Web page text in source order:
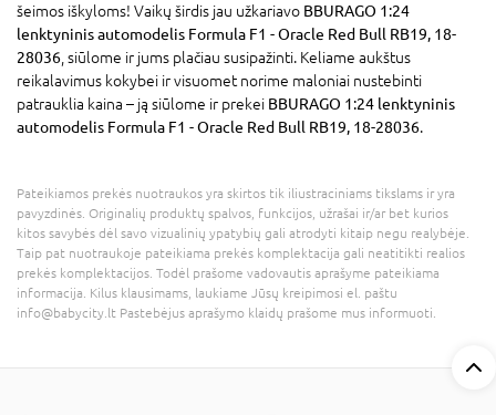
šeimos iškyloms! Vaikų širdis jau užkariavo BBURAGO 1:24
lenktyninis automodelis Formula F1 - Oracle Red Bull RB19, 18-
28036, siūlome ir jums plačiau susipažinti. Keliame aukštus
reikalavimus kokybei ir visuomet norime maloniai nustebinti
patrauklia kaina – ją siūlome ir prekei BBURAGO 1:24 lenktyninis
automodelis Formula F1 - Oracle Red Bull RB19, 18-28036.
Pateikiamos prekės nuotraukos yra skirtos tik iliustraciniams tikslams ir yra
pavyzdinės. Originalių produktų spalvos, funkcijos, užrašai ir/ar bet kurios
kitos savybės dėl savo vizualinių ypatybių gali atrodyti kitaip negu realybėje.
Taip pat nuotraukoje pateikiama prekės komplektacija gali neatitikti realios
prekės komplektacijos. Todėl prašome vadovautis aprašyme pateikiama
informacija. Kilus klausimams, laukiame Jūsų kreipimosi el. paštu
info@babycity.lt Pastebėjus aprašymo klaidų prašome mus informuoti.